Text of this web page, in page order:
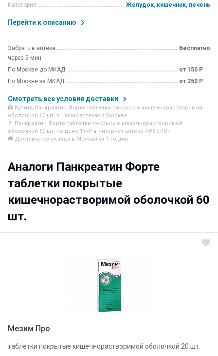
Категория
Желудок, кишечник, печень
Перейти к описанию
Забрать в аптеке
через 5 мин.
Бесплатно
По Москве до МКАД
от 150 Р
По Москве за МКАД
от 250 Р
Смотреть все условия доставки
🏥 Купить Панкреатин Форте таблетки покрытые кишечнорастворимой
оболочкой 60 шт. в наших аптеках в Москва
💊 Панкреатин Форте таблетки покрытые кишечнорастворимой
оболочкой 60 шт. по цене 157₽ в интернет-аптеке «WER.RU»
🚚 Доставка со склада в Москва от 1-го дня
Аналоги Панкреатин Форте
таблетки покрытые
кишечнорастворимой оболочкой 60
шт.
Мезим Про
таблетки покрытые кишечнорастворимой оболочкой 20 шт.